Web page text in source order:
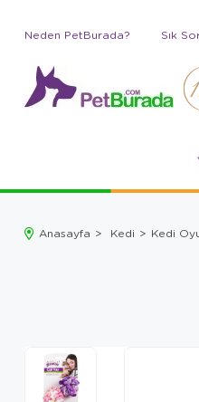
Neden PetBurada? Sık
Anasayfa Kedi Kedi